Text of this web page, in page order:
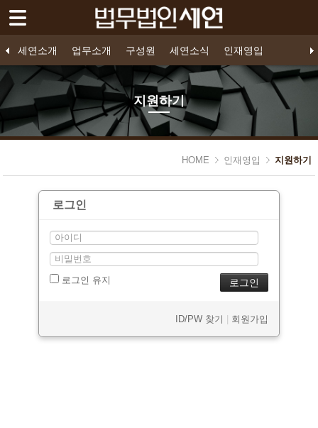
세연소개 업무소개 구성원 세연소식 인재영입
법인소개 오시는 길
프로젝트 파이낸스 구조화금융 기업법무 소송/중재
구성원 소개
공지사항
인재영입 영입공고 지원하기
지원하기
HOME 인재영입 지원하기
로그인
로그인 유지
ID/PW 찾기 회원가입
세연소개
업무소개
구성원
세연소식
- 인재영입
- 지원하기